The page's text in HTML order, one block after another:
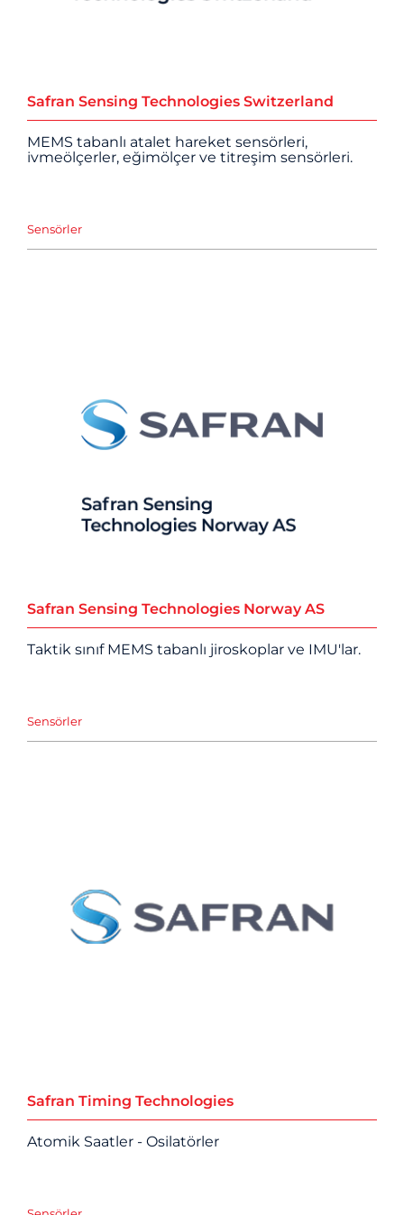
Safran Sensing Technologies Switzerland
MEMS tabanlı atalet hareket sensörleri,
ivmeölçerler, eğimölçer ve titreşim sensörleri.
Sensörler
Safran Sensing Technologies Norway AS
Taktik sınıf MEMS tabanlı jiroskoplar ve IMU'lar.
Sensörler
Safran Timing Technologies
Atomik Saatler - Osilatörler